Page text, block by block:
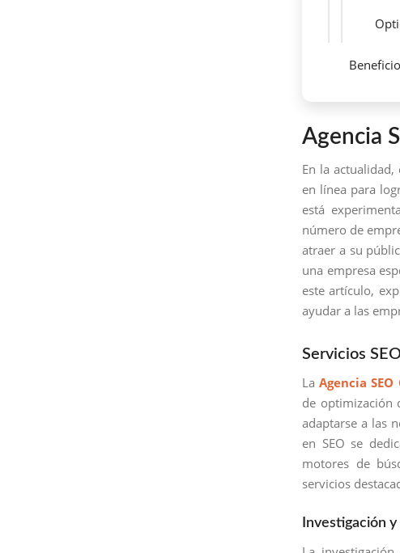
Agencia
En la
en línea para
está
número de
atraer a su
una empresa
este artículo,
ayudar a las
Servicios
LaAgencia
de optimización
adaptarse a las
en SEO se
motores de
servicios
Investigación